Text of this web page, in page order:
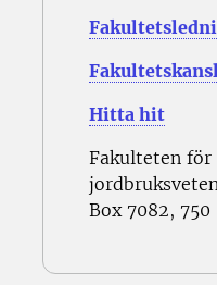
Hitta hit
Fakulteten för
Box 7082, 750